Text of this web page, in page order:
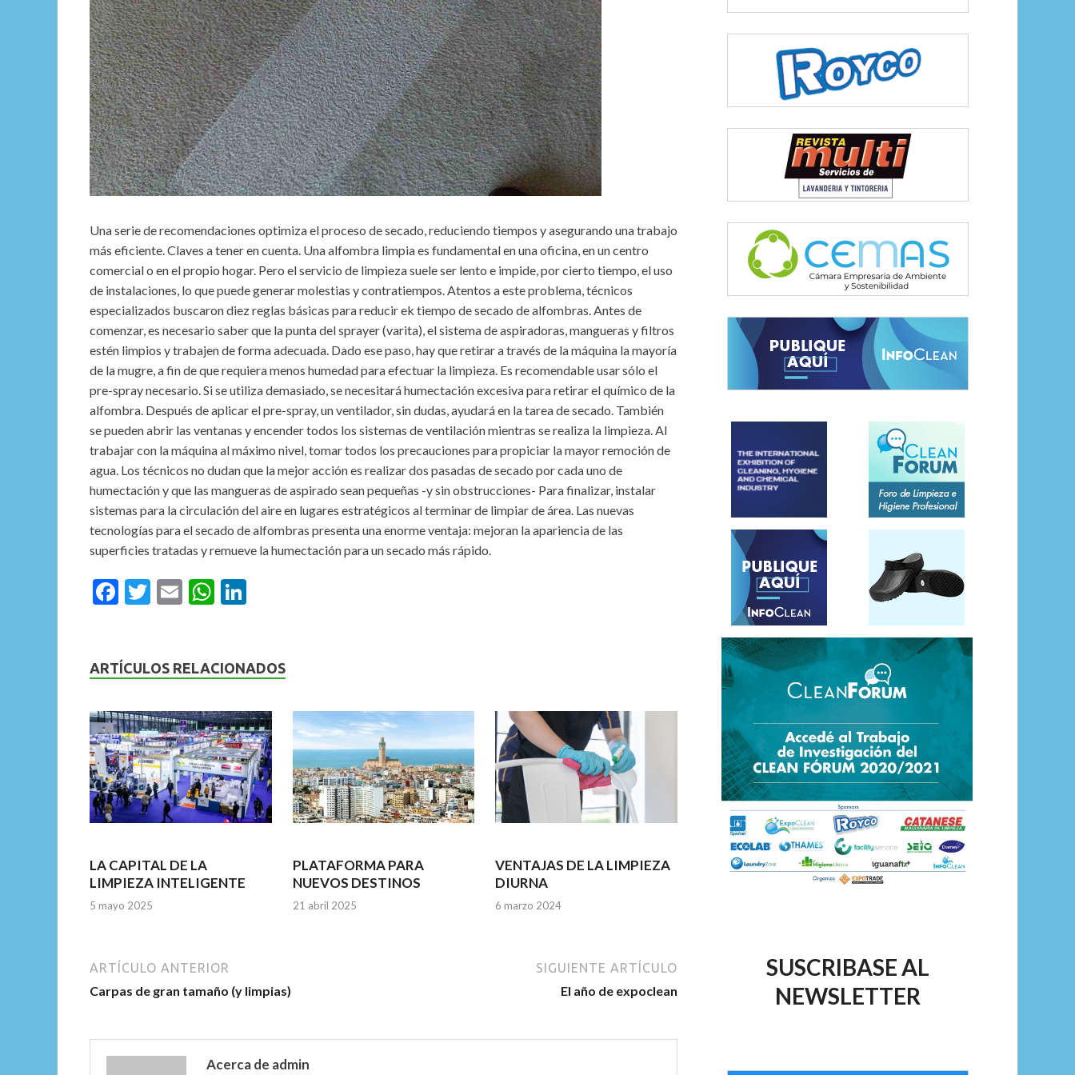
Una serie de recomendaciones optimiza el proceso de secado, reduciendo tiempos y asegurando una trabajo
más eficiente. Claves a tener en cuenta. Una alfombra limpia es fundamental en una oficina, en un centro
comercial o en el propio hogar. Pero el servicio de limpieza suele ser lento e impide, por cierto tiempo, el uso
de instalaciones, lo que puede generar molestias y contratiempos. Atentos a este problema, técnicos
especializados buscaron diez reglas básicas para reducir ek tiempo de secado de alfombras. Antes de
comenzar, es necesario saber que la punta del sprayer (varita), el sistema de aspiradoras, mangueras y filtros
estén limpios y trabajen de forma adecuada. Dado ese paso, hay que retirar a través de la máquina la mayoría
de la mugre, a fin de que requiera menos humedad para efectuar la limpieza. Es recomendable usar sólo el
pre-spray necesario. Si se utiliza demasiado, se necesitará humectación excesiva para retirar el químico de la
alfombra. Después de aplicar el pre-spray, un ventilador, sin dudas, ayudará en la tarea de secado. También
se pueden abrir las ventanas y encender todos los sistemas de ventilación mientras se realiza la limpieza. Al
trabajar con la máquina al máximo nivel, tomar todos los precauciones para propiciar la mayor remoción de
agua. Los técnicos no dudan que la mejor acción es realizar dos pasadas de secado por cada uno de
humectación y que las mangueras de aspirado sean pequeñas -y sin obstrucciones- Para finalizar, instalar
sistemas para la circulación del aire en lugares estratégicos al terminar de limpiar de área. Las nuevas
tecnologías para el secado de alfombras presenta una enorme ventaja: mejoran la apariencia de las
superficies tratadas y remueve la humectación para un secado más rápido.
F
b
o
k
T
er
E
l
W
s
p
p
dI
ARTÍCULOS RELACIONADOS
LA CAPITAL DE LA
LIMPIEZA INTELIGENTE
5 mayo 2025
PLATAFORMA PARA
NUEVOS DESTINOS
21 abril 2025
VENTAJAS DE LA LIMPIEZA
DIURNA
6 marzo 2024
ARTÍCULO ANTERIOR
Carpas de gran tamaño (y limpias)
SIGUIENTE ARTÍCULO
El año de expoclean
Acerca de admin
SUSCRIBASE AL
NEWSLETTER